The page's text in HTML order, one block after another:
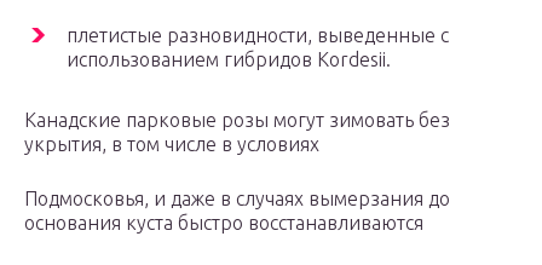
плетистые разновидности, выведенные с
использованием гибридов Кordesii.
Канадские парковые розы могут зимовать без
укрытия, в том числе в условиях
Подмосковья, и даже в случаях вымерзания до
основания куста быстро восстанавливаются